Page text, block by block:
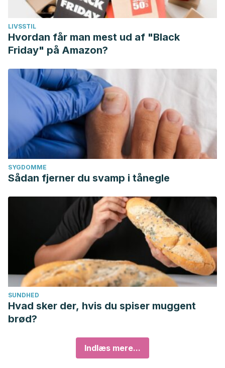
LIVSSTIL
Hvordan får man mest ud af "Black
Friday" på Amazon?
SYGDOMME
Sådan fjerner du svamp i tånegle
SUNDHED
Hvad sker der, hvis du spiser muggent
brød?
Indlæs mere...